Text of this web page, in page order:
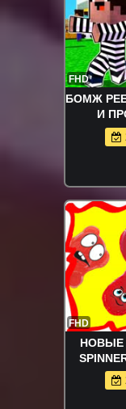
FHD
БОМЖ
И
FHD
НОВЫЕ